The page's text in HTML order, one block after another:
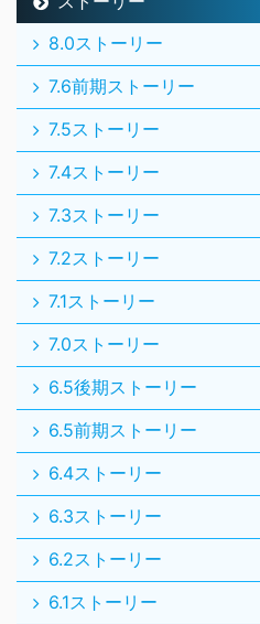
8.0ストーリー
7.6前期ストーリー
7.5ストーリー
7.4ストーリー
7.3ストーリー
7.2ストーリー
7.1ストーリー
7.0ストーリー
6.5後期ストーリー
6.5前期ストーリー
6.4ストーリー
6.3ストーリー
6.2ストーリー
6.1ストーリー